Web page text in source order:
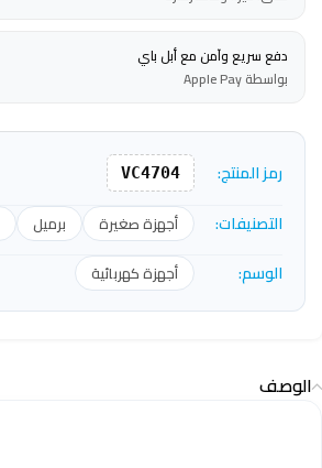
دفع سريع وآمن مع أبل باي
بواسطة Apple Pay
رمز المنتج: VC4704
التصنيفات: أجهزة صغيرة برميل
الوسم: أجهزة كهربائية
الوصف